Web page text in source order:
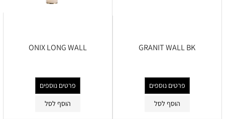
GRANIT WALL BK
פרטים נוספים
הוסף לסל
ONIX LONG WALL
פרטים נוספים
הוסף לסל